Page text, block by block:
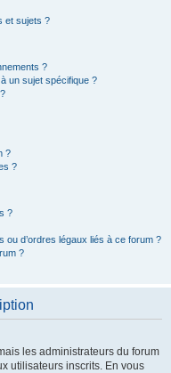
et sujets ?
?
un sujet spécifique ?
?
?
?
ou d’ordres légaux liés à ce forum ?
?
les administrateurs du forum
utilisateurs inscrits. En vous